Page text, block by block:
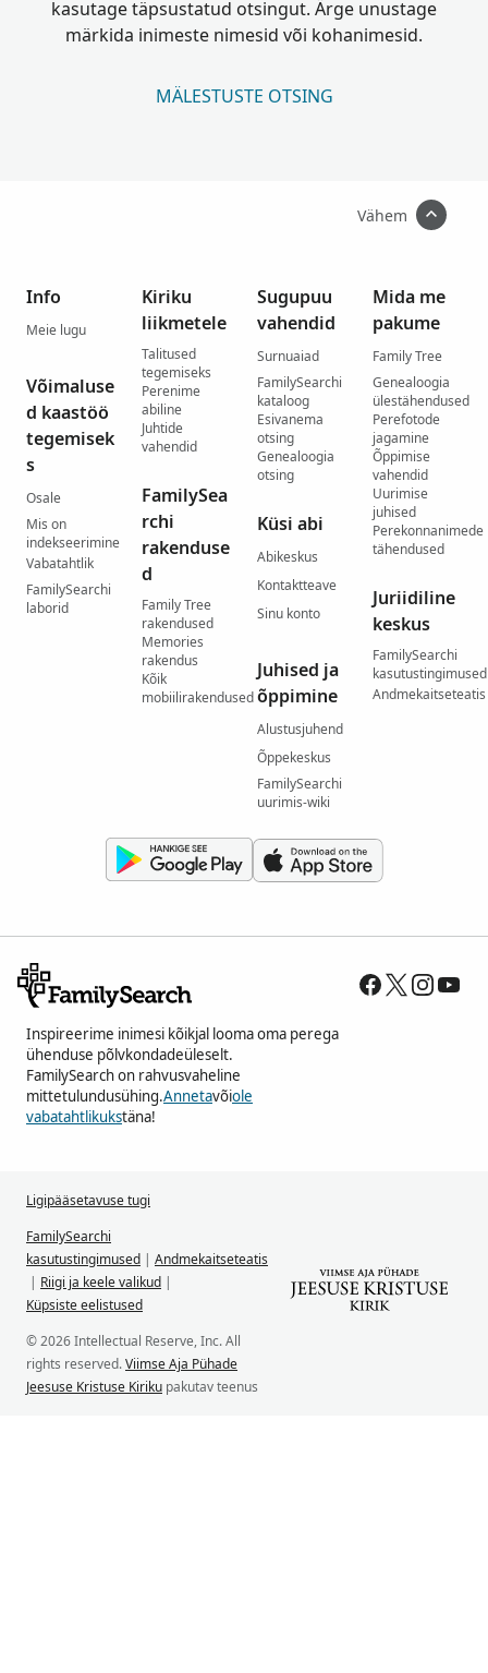
kasutage täpsustatud otsingut. Ärge unustage
märkida inimeste nimesid või kohanimesid.
MÄLESTUSTE OTSING
Vähem
Info
Meie lugu
Võimaluse
d kaastöö
tegemisek
s
Osale
Mis on
indekseerimine
Vabatahtlik
FamilySearchi
laborid
Kiriku
liikmetele
Talitused
tegemiseks
Perenime
abiline
Juhtide
vahendid
FamilySea
rchi
rakenduse
d
Family Tree
rakendused
Memories
rakendus
Kõik
mobiilirakendused
Sugupuu
vahendid
Surnuaiad
FamilySearchi
kataloog
Esivanema
otsing
Genealoogia
otsing
Küsi abi
Abikeskus
Kontaktteave
Sinu konto
Juhised ja
õppimine
Alustusjuhend
Õppekeskus
FamilySearchi
uurimis-wiki
Mida me
pakume
Family Tree
Genealoogia
ülestähendused
Perefotode
jagamine
Õppimise
vahendid
Uurimise
juhised
Perekonnanimede
tähendused
Juriidiline
keskus
FamilySearchi
kasutustingimused
Andmekaitseteatis
Inspireerime inimesi kõikjal looma oma perega
ühenduse põlvkondadeüleselt.
FamilySearch on rahvusvaheline
mittetulundusühing.Annetavõiole
vabatahtlikukstäna!
Ligipääsetavuse tugi
FamilySearchi
kasutustingimused | Andmekaitseteatis
| Riigi ja keele valikud |
Küpsiste eelistused
© 2026 Intellectual Reserve, Inc. All
rights reserved.Viimse Aja Pühade
Jeesuse Kristuse Kiriku pakutav teenus